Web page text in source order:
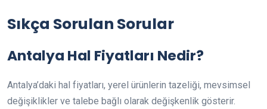
Sıkça Sorulan Sorular
Antalya Hal Fiyatları Nedir?
Antalya’daki hal fiyatları, yerel ürünlerin tazeliği, mevsimsel
değişiklikler ve talebe bağlı olarak değişkenlik gösterir.